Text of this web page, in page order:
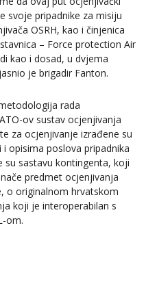
svoje pripadnike za misiju
OSRH, kao i činjenica
– Force protection Air
kao i dosad, u dvjema
je brigadir Fanton.
rada
ov sustav ocjenjivanja
za ocjenjivanje izrađene su
opisima poslova pripadnika
sastavu kontingenta, koji
predmet ocjenjivanja
o originalnom hrvatskom
koji je interoperabilan s
om.